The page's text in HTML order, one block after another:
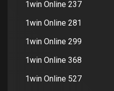
1win Online 237
1win Online 281
1win Online 299
1win Online 368
1win Online 527